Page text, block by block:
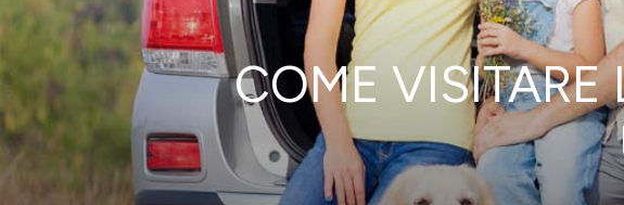
COME VISITARE